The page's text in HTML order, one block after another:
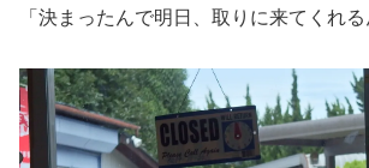
「決まったんで明日、取りに来てくれる